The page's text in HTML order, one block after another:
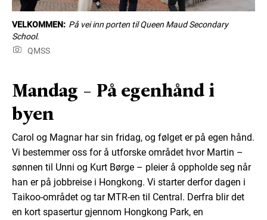
VELKOMMEN: På vei inn porten til Queen Maud Secondary
School.
QMSS
Mandag - På egenhånd i
byen
Carol og Magnar har sin fridag, og følget er på egen hånd.
Vi bestemmer oss for å utforske området hvor Martin –
sønnen til Unni og Kurt Børge – pleier å oppholde seg når
han er på jobbreise i Hongkong. Vi starter derfor dagen i
Taikoo-området og tar MTR-en til Central. Derfra blir det
en kort spasertur gjennom Hongkong Park, en